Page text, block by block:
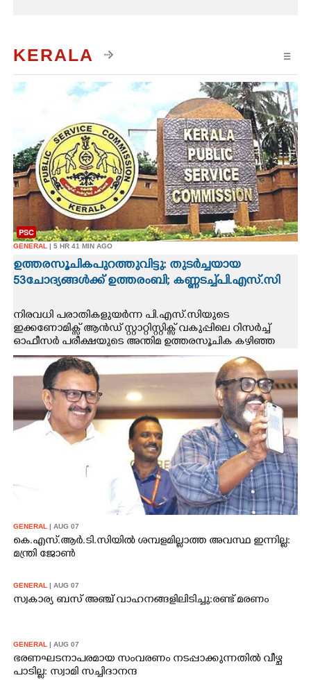
KERALA ☰
PSC
GENERAL | 5 HR 41 MIN AGO
ഉത്തരസൂചിക പുറത്തുവിട്ടു: തുടർച്ചയായ
53 ചോദ്യങ്ങൾക്ക് ഉത്തരം ബി; കണ്ണടച്ച് പി.എസ്.സി
നിരവധി പരാതികളുയർന്ന പി.എസ്.സിയുടെ
ഇക്കണോമിക്സ് ആൻഡ് സ്റ്റാറ്റിസ്റ്റിക്സ് വകുപ്പിലെ റിസർച്ച്
ഓഫീസർ പരീക്ഷയുടെ അന്തിമ ഉത്തരസൂചിക കഴിഞ്ഞ
ദിവസം പ്രസിദ്ധീകരിച്ചതോടെ വിവാദം മുറുകി.
തുടർച്ചയായ 54 ചോദ്യങ്ങൾക്ക് ഉത്തരം ബി ഓപ്ഷൻ
വരുന്ന തരത്തിലാണ് ചോദ്യപേപ്പർ തയ്യാറാക്കിയിരുന്നത്.
ഒരു ഉത്തരം ബി.ഓപ്ഷൻ മാറ്റി എ ആക്കിയിട്ടുണ്ട്. നൂറിൽ
നാലു ചോദ്യങ്ങൾ റദ്ദാക്കി.
GENERAL | AUG 07
കെ.എസ്.ആർ.ടി.സിയിൽ ശമ്പളമില്ലാത്ത അവസ്ഥ ഇന്നില്ല:
മന്ത്രി ജോൺ
GENERAL | AUG 07
സ്വകാര്യ ബസ് അഞ്ച് വാഹനങ്ങളിലിടിച്ചു:രണ്ട് മരണം
GENERAL | AUG 07
ഭരണഘടനാപരമായ സംവരണം നടപ്പാക്കുന്നതിൽ വീഴ്ച
പാടില്ല: സ്വാമി സച്ചിദാനന്ദ